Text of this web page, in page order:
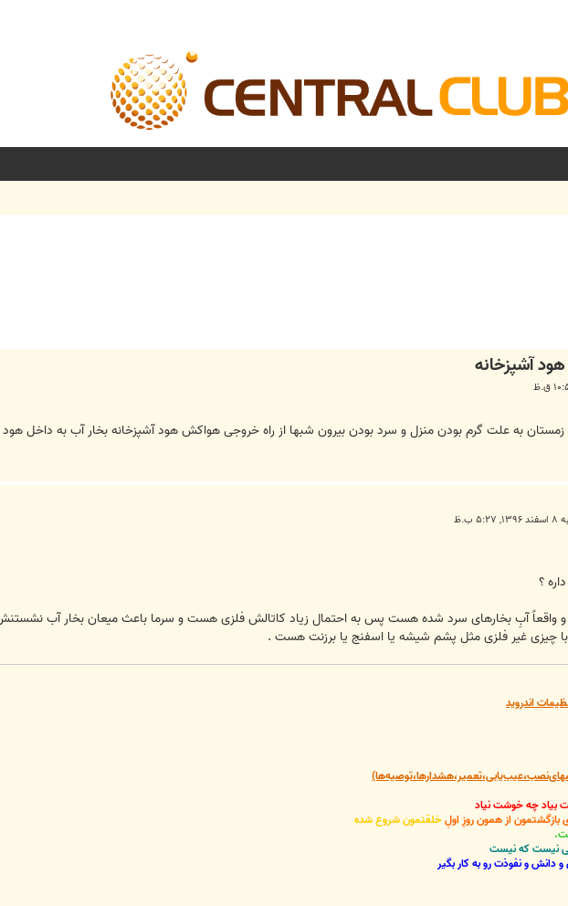
آشپزخانه
به علت گرم بودن منزل و سرد بودن بیرون شبها از راه خروجی هواکش هود آشپزخانه بخار آب به داخل
ب.ظ
؟
و واقعاً آبِ بخارهای سرد شده هست پس به احتمال زیاد کاتالش فلزی هست و سرما باعث میعان بخار آب
چیزی غیر فلزی مثل پشم شیشه یا اسفنج یا برزنت هست .
اندروید
بیاد چه خوشت نیاد
از همون روزِ اولِخلقتمون شروع شده
نیست که نیست
دانش و نفوذت رو به کار بگیر